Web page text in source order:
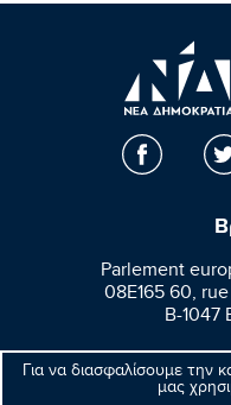
Για να διασφαλίσουμε την
μας
Parlement
08E165 60,
B-1047